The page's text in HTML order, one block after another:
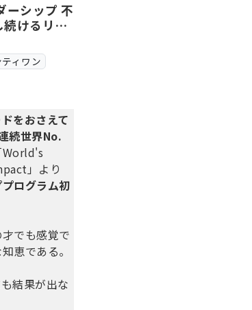
ーシップ 不
けるリー
ィワン
をおさえて
続世界No.
」より
ログラム初
でも感覚で
恵である。
結果が出な